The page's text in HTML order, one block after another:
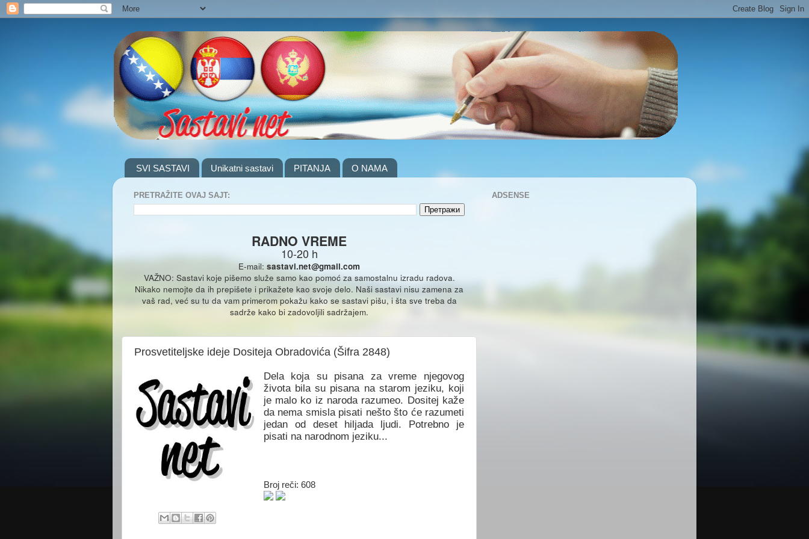
SVI SASTAVI Unikatni sastavi PITANJA O NAMA
PRETRAŽITE OVAJ SAJT:
RADNO VREME
10-20 h
E-mail: sastavi.net@gmail.com
VAŽNO: Sastavi koje pišemo služe samo kao pomoć za samostalnu izradu radova.
Nikako nemojte da ih prepišete i prikažete kao svoje delo. Naši sastavi nisu zamena za
vaš rad, već su tu da vam primerom pokažu kako se sastavi pišu, i šta sve treba da
sadrže kako bi zadovoljili sadržajem.
Prosvetiteljske ideje Dositeja Obradovića (Šifra 2848)
Dela koja su pisana za vreme njegovog
života bila su pisana na starom jeziku, koji
je malo ko iz naroda razumeo. Dositej kaže
da nema smisla pisati nešto što će razumeti
jedan od deset hiljada ljudi. Potrebno je
pisati na narodnom jeziku...
Broj reči: 608
ADSENSE